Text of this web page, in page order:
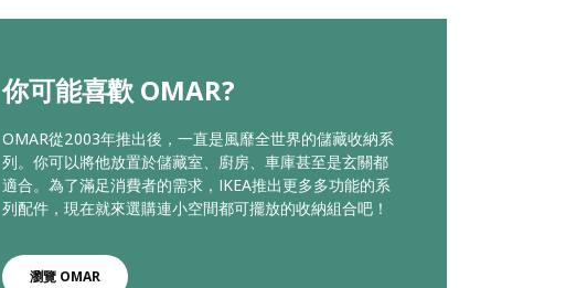
你可能喜歡 OMAR?
OMAR從2003年推出後，一直是風靡全世界的儲藏收納系
列。你可以將他放置於儲藏室、廚房、車庫甚至是玄關都
適合。為了滿足消費者的需求，IKEA推出更多多功能的系
列配件，現在就來選購連小空間都可擺放的收納組合吧！
瀏覽 OMAR